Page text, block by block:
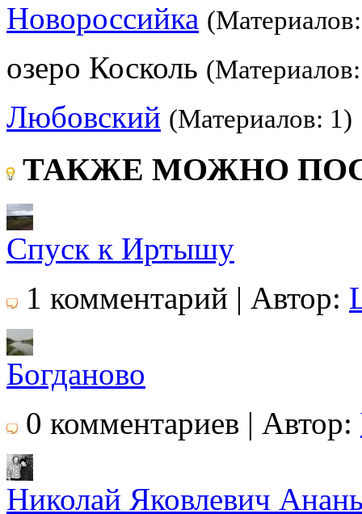
Новороссийка
озеро Косколь
Любовский (Материалов: 1)
ТАКЖЕ МОЖНО
Спуск к Иртышу
1 комментарий | Автор:
Богданово
0 комментариев | Автор:
Николай Яковлевич